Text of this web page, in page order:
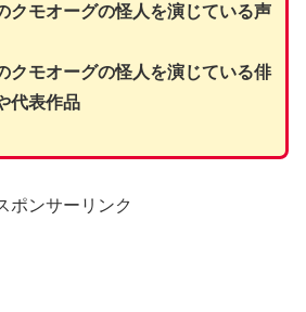
クモオーグの怪人を演じている声
クモオーグの怪人を演じている俳
代表作品
ポンサーリンク